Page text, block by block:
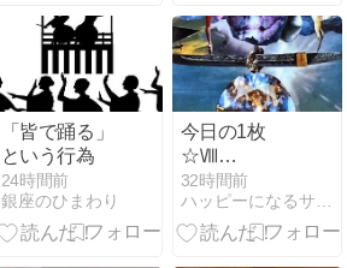
「皆で踊る」
という行為
24時間前
銀座のひまわり
今日の1枚
☆Ⅷ
Balance「バ
ランス」byボ
イジャータロ
32時間前
ハッピーになるサロン「マリンハート」マリンのブログ